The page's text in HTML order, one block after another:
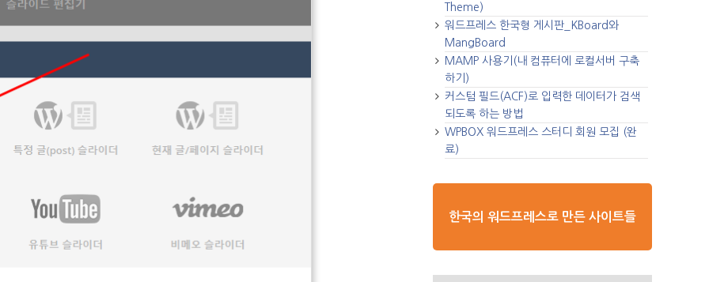
Theme)
워드프레스 한국형 게시판_KBoard와
MangBoard
MAMP 사용기(내 컴퓨터에 로컬서버 구축
하기)
커스텀 필드(ACF)로 입력한 데이터가 검색
되도록 하는 방법
WPBOX 워드프레스 스터디 회원 모집 (완
료)
한국의 워드프레스로 만든 사이트들